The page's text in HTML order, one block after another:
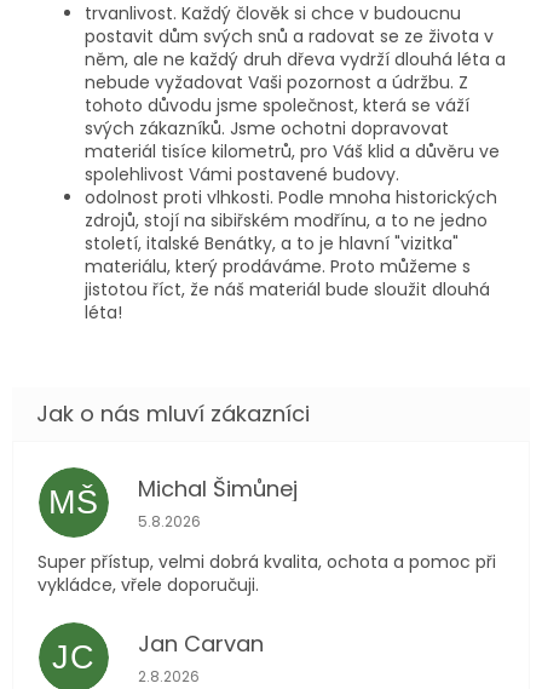
trvanlivost. Každý člověk si chce v budoucnu
postavit dům svých snů a radovat se ze života v
něm, ale ne každý druh dřeva vydrží dlouhá léta a
nebude vyžadovat Vaši pozornost a údržbu. Z
tohoto důvodu jsme společnost, která se váží
svých zákazníků. Jsme ochotni dopravovat
materiál tisíce kilometrů, pro Váš klid a důvěru ve
spolehlivost Vámi postavené budovy.
odolnost proti vlhkosti. Podle mnoha historických
zdrojů, stojí na sibiřském modřínu, a to ne jedno
století, italské Benátky, a to je hlavní "vizitka"
materiálu, který prodáváme. Proto můžeme s
jistotou říct, že náš materiál bude sloužit dlouhá
léta!
MŠ Michal Šimůnej
Hodnocení obchodu je 5 z 5 hvězdiček.
5.8.2026
Super přístup, velmi dobrá kvalita, ochota a pomoc při
vykládce, vřele doporučuji.
JC Jan Carvan
Hodnocení obchodu je 5 z 5 hvězdiček.
2.8.2026